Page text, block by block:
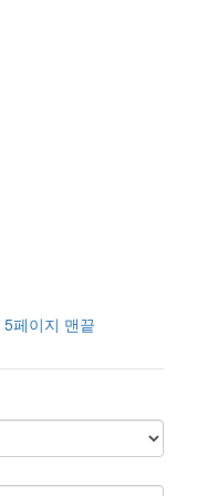
5페이지 맨끝